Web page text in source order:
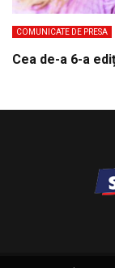
COMUNICATE DE PRESA
Cea de-a 6-a